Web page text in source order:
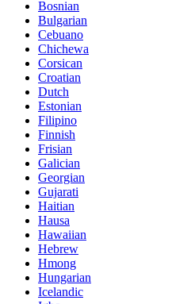
Bosnian
Bulgarian
Cebuano
Chichewa
Corsican
Croatian
Dutch
Estonian
Filipino
Finnish
Frisian
Galician
Georgian
Gujarati
Haitian
Hausa
Hawaiian
Hebrew
Hmong
Hungarian
Icelandic